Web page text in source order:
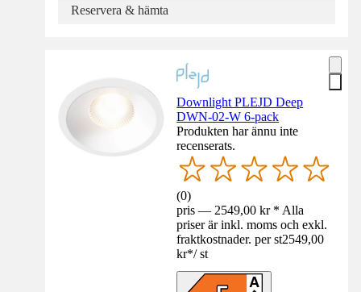
Reservera & hämta
Downlight PLEJD Deep
DWN-02-W 6-pack
Produkten har ännu inte
recenserats.
(0)
pris — 2549,00 kr * Alla
priser är inkl. moms och exkl.
fraktkostnader. per st2549,00
kr*/ st